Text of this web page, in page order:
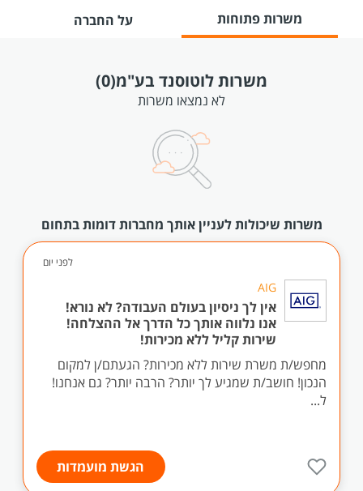
משרות פתוחות
על החברה
משרות לוטוסנד בע"מ(0)
לא נמצאו משרות
משרות שיכולות לעניין אותך מחברות דומות בתחום
לפני יום
AIG
אין לך ניסיון בעולם העבודה? לא נורא!
אנו נלווה אותך כל הדרך אל ההצלחה!
שירות קליל ללא מכירות!
מחפש/ת משרת שירות ללא מכירות? הגעתם/ן למקום
הנכון! חושב/ת שמגיע לך יותר? הרבה יותר? גם אנחנו!
ל...
הגשת מועמדות